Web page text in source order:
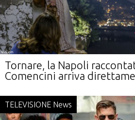
Vision
Tornare, la Napoli
Comencini arriva
TELEVISIONE News